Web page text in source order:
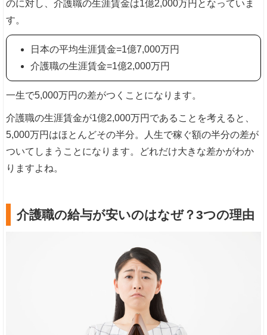
のに対し、介護職の生涯賃金は1億2,000万円となっていま
す。
日本の平均生涯賃金=1億7,000万円
介護職の生涯賃金=1億2,000万円
一生で5,000万円の差がつくことになります。
介護職の生涯賃金が1億2,000万円であることを考えると、
5,000万円はほとんどその半分。人生で稼ぐ額の半分の差が
ついてしまうことになります。どれだけ大きな差かがわか
りますよね。
介護職の給与が安いのはなぜ？3つの理由